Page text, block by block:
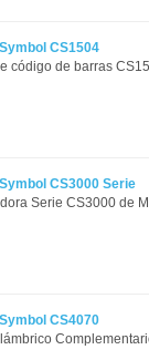
CS1504
código de barras
CS3000 Serie
Serie CS3000 de
CS4070